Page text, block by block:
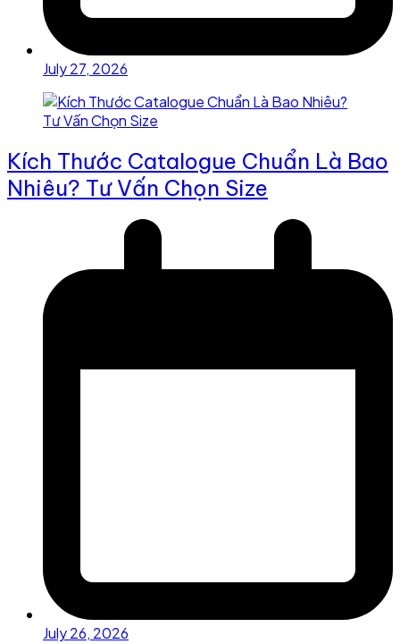
July 27, 2026
Kích Thước Catalogue Chuẩn Là Bao
Nhiêu? Tư Vấn Chọn Size
July 26, 2026